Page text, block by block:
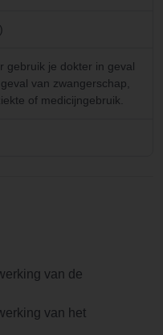
gebruik je dokter in geval
van zwangerschap,
of medicijngebruik.
van de
van het